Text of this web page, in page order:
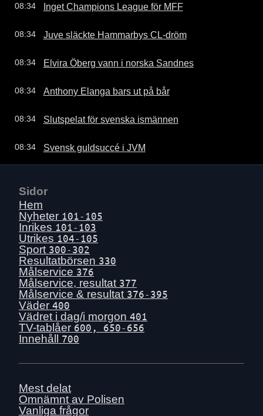
08:34 Inget Champions League för MFF
08:34 Juve släckte Hammarbys CL-dröm
08:34 Elvira Öberg vann i norska Sandnes
08:34 Anthony Elanga bars ut på bår
08:34 Slutspelat för svenska ismännen
08:34 Svensk guldsuccé i JVM
Sidor
Hem
Nyheter 101-105
Inrikes 101-103
Utrikes 104-105
Sport 300-302
Resultatbörsen 330
Målservice 376
Målservice, resultat 377
Målservice & resultat 376-395
Väder 400
Vädret i dag/i morgon 401
TV-tablåer 600, 650-656
Innehåll 700
Mest delat
Omnämnt av Polisen
Vanliga frågor